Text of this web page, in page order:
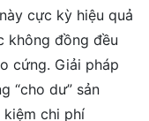
cực kỳ hiệu quả
không đồng đều
cứng. Giải pháp
“cho dư” sản
chi phí